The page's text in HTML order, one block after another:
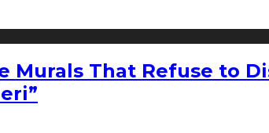
Murals That Refuse to